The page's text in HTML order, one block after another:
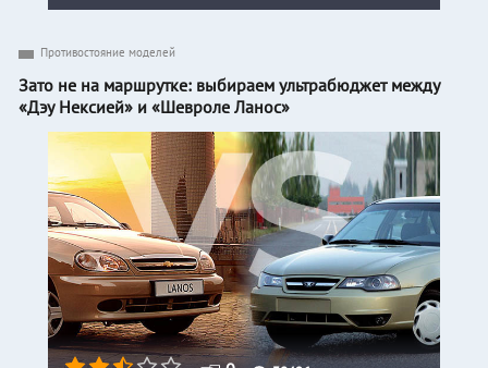
Противостояние моделей
Зато не на маршрутке: выбираем ультрабюджет между
«Дэу Нексией» и «Шевроле Ланос»